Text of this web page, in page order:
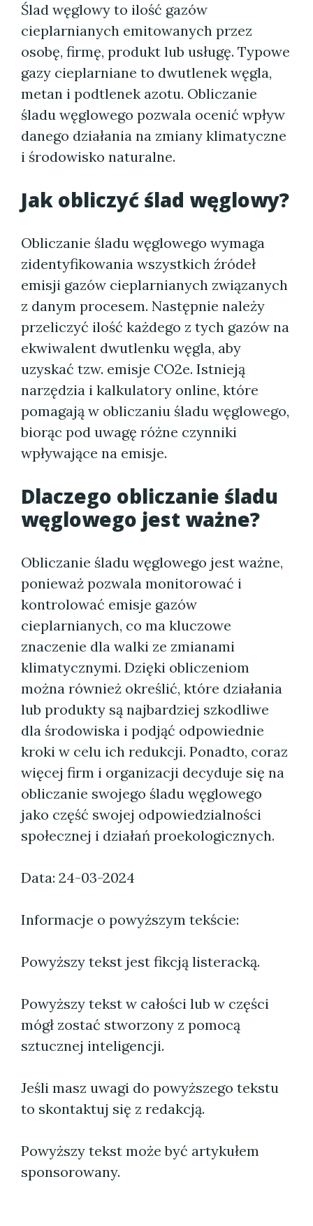
Ślad węglowy to ilość gazów
cieplarnianych emitowanych przez
osobę, firmę, produkt lub usługę. Typowe
gazy cieplarniane to dwutlenek węgla,
metan i podtlenek azotu. Obliczanie
śladu węglowego pozwala ocenić wpływ
danego działania na zmiany klimatyczne
i środowisko naturalne.
Jak obliczyć ślad węglowy?
Obliczanie śladu węglowego wymaga
zidentyfikowania wszystkich źródeł
emisji gazów cieplarnianych związanych
z danym procesem. Następnie należy
przeliczyć ilość każdego z tych gazów na
ekwiwalent dwutlenku węgla, aby
uzyskać tzw. emisje CO2e. Istnieją
narzędzia i kalkulatory online, które
pomagają w obliczaniu śladu węglowego,
biorąc pod uwagę różne czynniki
wpływające na emisje.
Dlaczego obliczanie śladu
węglowego jest ważne?
Obliczanie śladu węglowego jest ważne,
ponieważ pozwala monitorować i
kontrolować emisje gazów
cieplarnianych, co ma kluczowe
znaczenie dla walki ze zmianami
klimatycznymi. Dzięki obliczeniom
można również określić, które działania
lub produkty są najbardziej szkodliwe
dla środowiska i podjąć odpowiednie
kroki w celu ich redukcji. Ponadto, coraz
więcej firm i organizacji decyduje się na
obliczanie swojego śladu węglowego
jako część swojej odpowiedzialności
społecznej i działań proekologicznych.
Data: 24-03-2024
Informacje o powyższym tekście:
Powyższy tekst jest fikcją listeracką.
Powyższy tekst w całości lub w części
mógł zostać stworzony z pomocą
sztucznej inteligencji.
Jeśli masz uwagi do powyższego tekstu
to skontaktuj się z redakcją.
Powyższy tekst może być artykułem
sponsorowany.